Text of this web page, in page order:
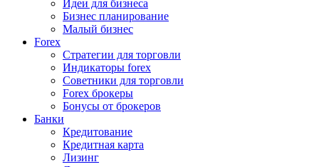
Идеи для бизнеса
Бизнес планирование
Малый бизнес
Forex
Стратегии для торговли
Индикаторы forex
Советники для торговли
Forex брокеры
Бонусы от брокеров
Банки
Кредитование
Кредитная карта
Лизинг